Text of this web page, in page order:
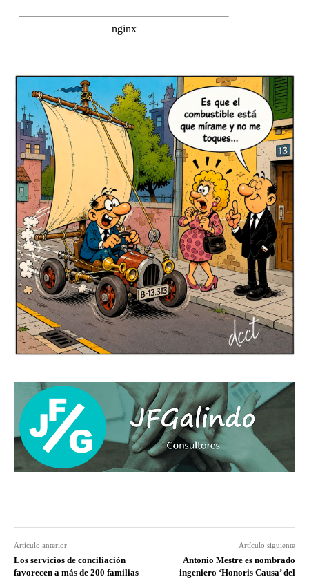
Artículo anterior
Los servicios de conciliación
favorecen a más de 200 familias
Artículo siguiente
Antonio Mestre es nombrado
ingeniero ‘Honoris Causa’ del